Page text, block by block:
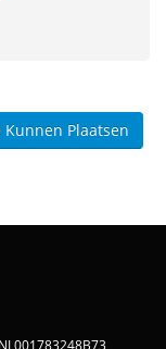
Kunnen Plaatsen